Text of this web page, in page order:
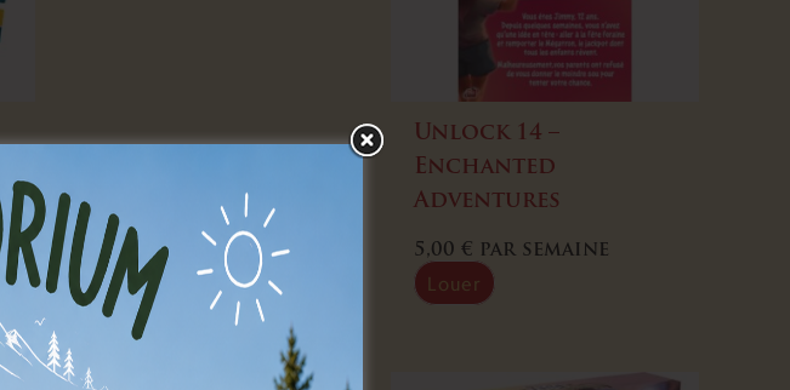
Unlock 14 –
Enchanted
Adventures
5,00€ par semaine
Louer